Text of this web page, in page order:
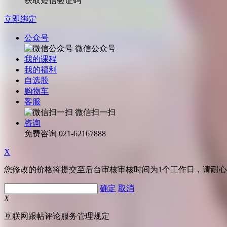
立即绑定
公众号
微信公众号
我的课程
我的福利
自选股
购物车
客服
微信扫一扫
咨询
免费咨询 021-62167888
X
您修改的价格将提交至后台审核审核时间为1个工作日，请耐
确定 取消
X
互联网跟帖评论服务管理规定